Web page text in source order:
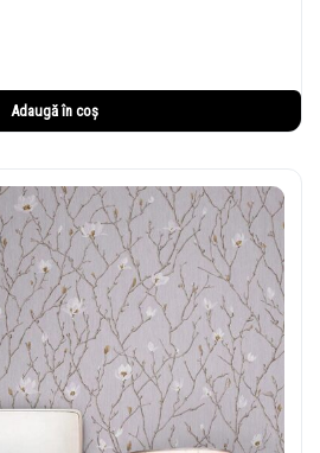
Adaugă în coș